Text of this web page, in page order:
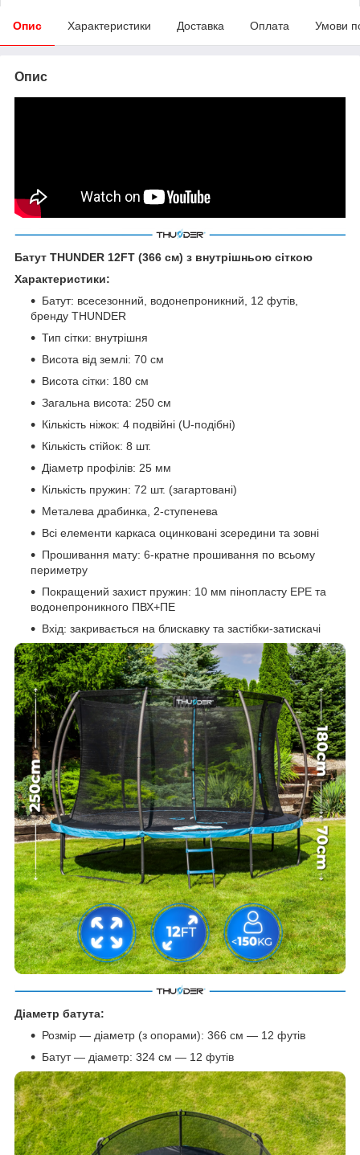
Опис Характеристики Доставка Оплата Умови
Опис
Батут THUNDER 12FT (366 см) з внутрішньою сіткою
Характеристики:
Батут: всесезонний, водонепроникний, 12 футів,
бренду THUNDER
Тип сітки: внутрішня
Висота від землі: 70 см
Висота сітки: 180 см
Загальна висота: 250 см
Кількість ніжок: 4 подвійні (U-подібні)
Кількість стійок: 8 шт.
Діаметр профілів: 25 мм
Кількість пружин: 72 шт. (загартовані)
Металева драбинка, 2-ступенева
Всі елементи каркаса оцинковані зсередини та зовні
Прошивання мату: 6-кратне прошивання по всьому
периметру
Покращений захист пружин: 10 мм пінопласту EPE та
водонепроникного ПВХ+ПЕ
Вхід: закривається на блискавку та застібки-затискачі
Діаметр батута:
Розмір — діаметр (з опорами): 366 см — 12 футів
Батут — діаметр: 324 см — 12 футів